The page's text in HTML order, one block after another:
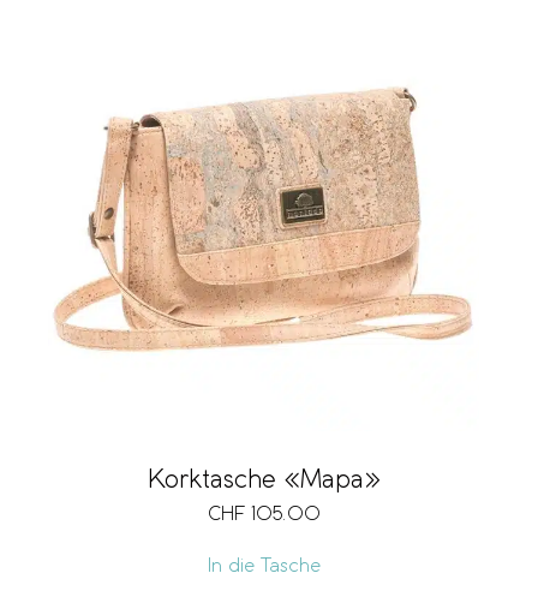
Korktasche «Mapa»
CHF 105.00
In die Tasche